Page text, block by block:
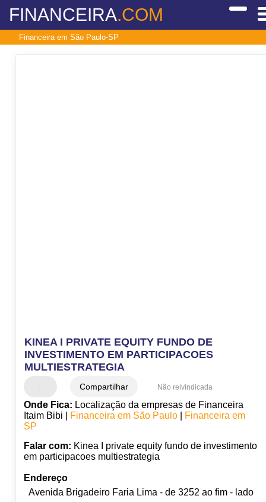
FINANCEIRA.COM
Financeira em São Paulo-SP
KINEA I PRIVATE EQUITY FUNDO DE
INVESTIMENTO EM PARTICIPACOES
MULTIESTRATEGIA
Compartilhar Não reivindicada
Onde Fica: Localização da empresas de Financeira
Itaim Bibi |
Financeira em São Paulo|
Financeira em
SP
Falar com: Kinea I private equity fundo de investimento
em participacoes multiestrategia
Endereço
Avenida Brigadeiro Faria Lima - de 3252 ao fim - lado